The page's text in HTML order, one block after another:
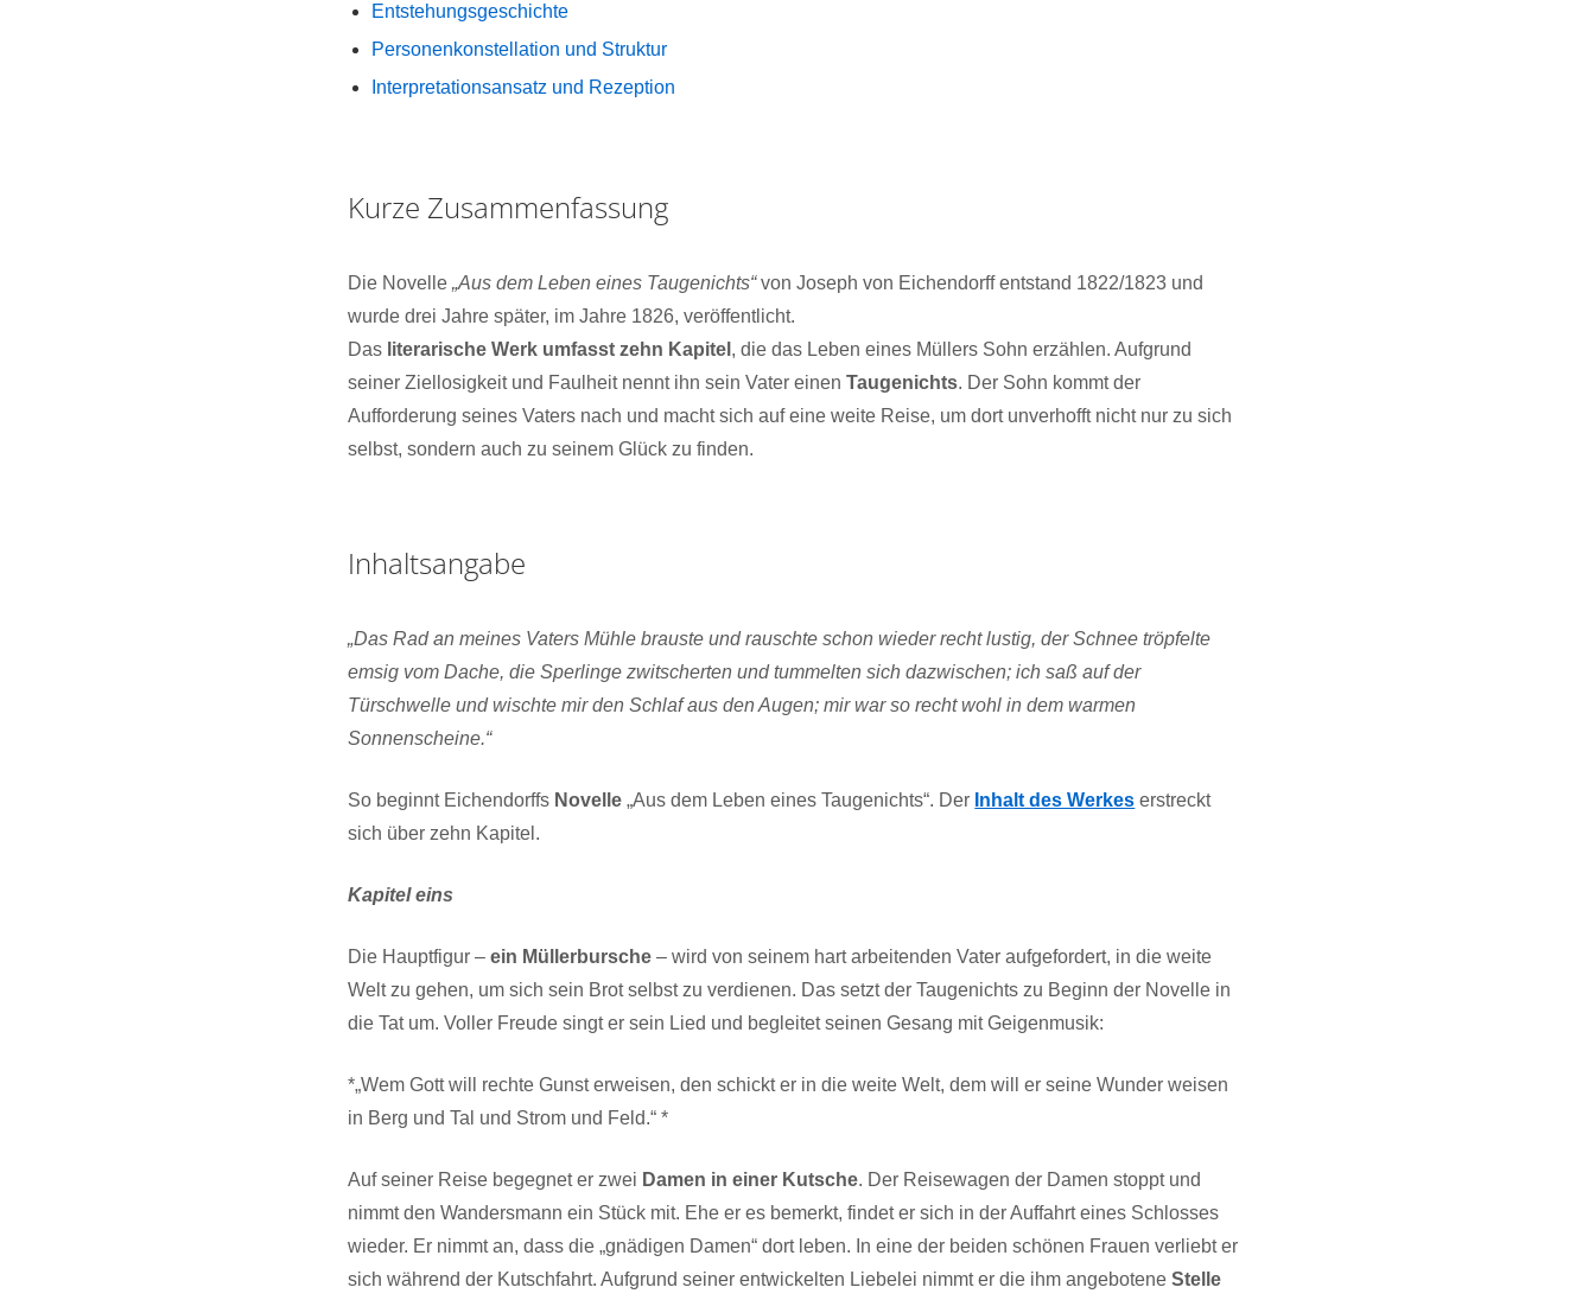
Entstehungsgeschichte
Personenkonstellation und Struktur
Interpretationsansatz und Rezeption
Kurze Zusammenfassung
Die Novelle„Aus dem Leben eines Taugenichts“von Joseph von Eichendorff entstand 1822/1823 und
wurde drei Jahre später, im Jahre 1826, veröffentlicht.
Das literarische Werk umfasst zehn Kapitel , die das Leben eines Müllers Sohn erzählen. Aufgrund
seiner Ziellosigkeit und Faulheit nennt ihn sein Vater einenTaugenichts. Der Sohn kommt der
Aufforderung seines Vaters nach und macht sich auf eine weite Reise, um dort unverhofft nicht nur zu sich
selbst, sondern auch zu seinem Glück zu finden.
Inhaltsangabe
„Das Rad an meines Vaters Mühle brauste und rauschte schon wieder recht lustig, der Schnee tröpfelte
emsig vom Dache, die Sperlinge zwitscherten und tummelten sich dazwischen; ich saß auf der
Türschwelle und wischte mir den Schlaf aus den Augen; mir war so recht wohl in dem warmen
Sonnenscheine.“
So beginnt Eichendorffs Novelle „Aus dem Leben eines Taugenichts“. Der Inhalt des Werkes erstreckt
sich über zehn Kapitel.
Kapitel eins
Die Hauptfigur –ein Müllerbursche – wird von seinem hart arbeitenden Vater aufgefordert, in die weite
Welt zu gehen, um sich sein Brot selbst zu verdienen. Das setzt der Taugenichts zu Beginn der Novelle in
die Tat um. Voller Freude singt er sein Lied und begleitet seinen Gesang mit Geigenmusik:
*„Wem Gott will rechte Gunst erweisen, den schickt er in die weite Welt, dem will er seine Wunder weisen
in Berg und Tal und Strom und Feld.“ *
Auf seiner Reise begegnet er zwei Damen in einer Kutsche. Der Reisewagen der Damen stoppt und
nimmt den Wandersmann ein Stück mit. Ehe er es bemerkt, findet er sich in der Auffahrt eines Schlosses
wieder. Er nimmt an, dass die „gnädigen Damen“ dort leben. In eine der beiden schönen Frauen verliebt er
sich während der Kutschfahrt. Aufgrund seiner entwickelten Liebelei nimmt er die ihm angeboteneStelle